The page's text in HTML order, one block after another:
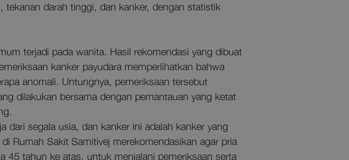
darah tinggi, dan kanker, dengan statistik
terjadi pada wanita. Hasil rekomendasi yang dibuat
kanker payudara memperlihatkan bahwa
anomali. Untungnya, pemeriksaan tersebut
dilakukan bersama dengan pemantauan yang ketat
dari segala usia, dan kanker ini adalah kanker yang
Rumah Sakit Samitivej merekomendasikan agar pria
45 tahun ke atas, untuk menjalani pemeriksaan serta